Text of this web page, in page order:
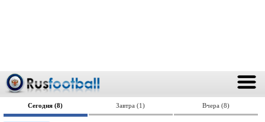
Сегодня (8) Завтра (1) Вчера (8)